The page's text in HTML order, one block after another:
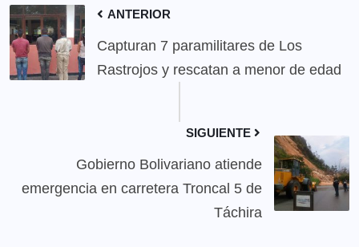
ANTERIOR
Capturan 7 paramilitares de Los
Rastrojos y rescatan a menor de edad
SIGUIENTE
Gobierno Bolivariano atiende
emergencia en carretera Troncal 5 de
Táchira